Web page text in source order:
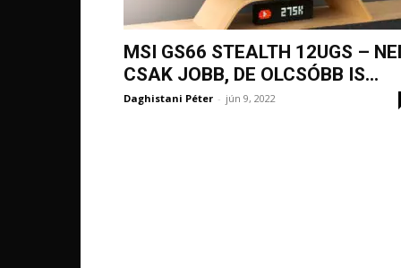
MSI GS66 STEALTH 12UGS –
CSAK JOBB, DE OLCSÓBB IS...
Daghistani Péter - jún 9, 2022